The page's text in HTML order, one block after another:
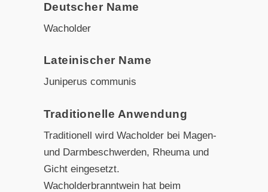
Deutscher Name
Wacholder
Lateinischer Name
Juniperus communis
Traditionelle Anwendung
Traditionell wird Wacholder bei Magen-
und Darmbeschwerden, Rheuma und
Gicht eingesetzt.
Wacholderbranntwein hat beim